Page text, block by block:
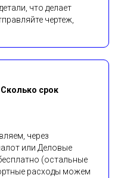
что делает
чертеж,
срок
через
или Деловые
(остальные
расходы можем